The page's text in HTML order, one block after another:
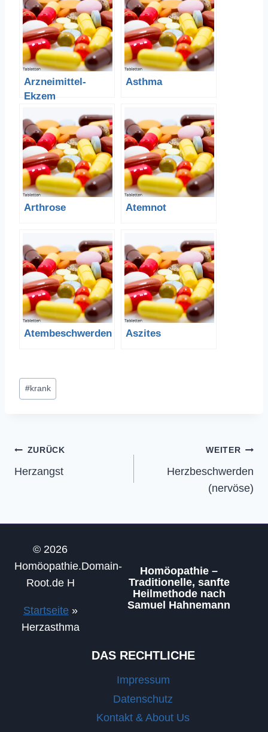
Arzneimittel-
Ekzem
Asthma
Arthrose Atemnot
Atembeschwerden Aszites
Schlagworte:
#krank
Beitragsnavigation
ZURÜCK
Herzangst
WEITER
Herzbeschwerden
(nervöse)
© 2026
Homöopathie.Domain-
Root.de H
Startseite»
Herzasthma
Homöopathie –
Traditionelle, sanfte
Heilmethode nach
Samuel Hahnemann
DAS RECHTLICHE
Impressum
Datenschutz
Kontakt & About Us